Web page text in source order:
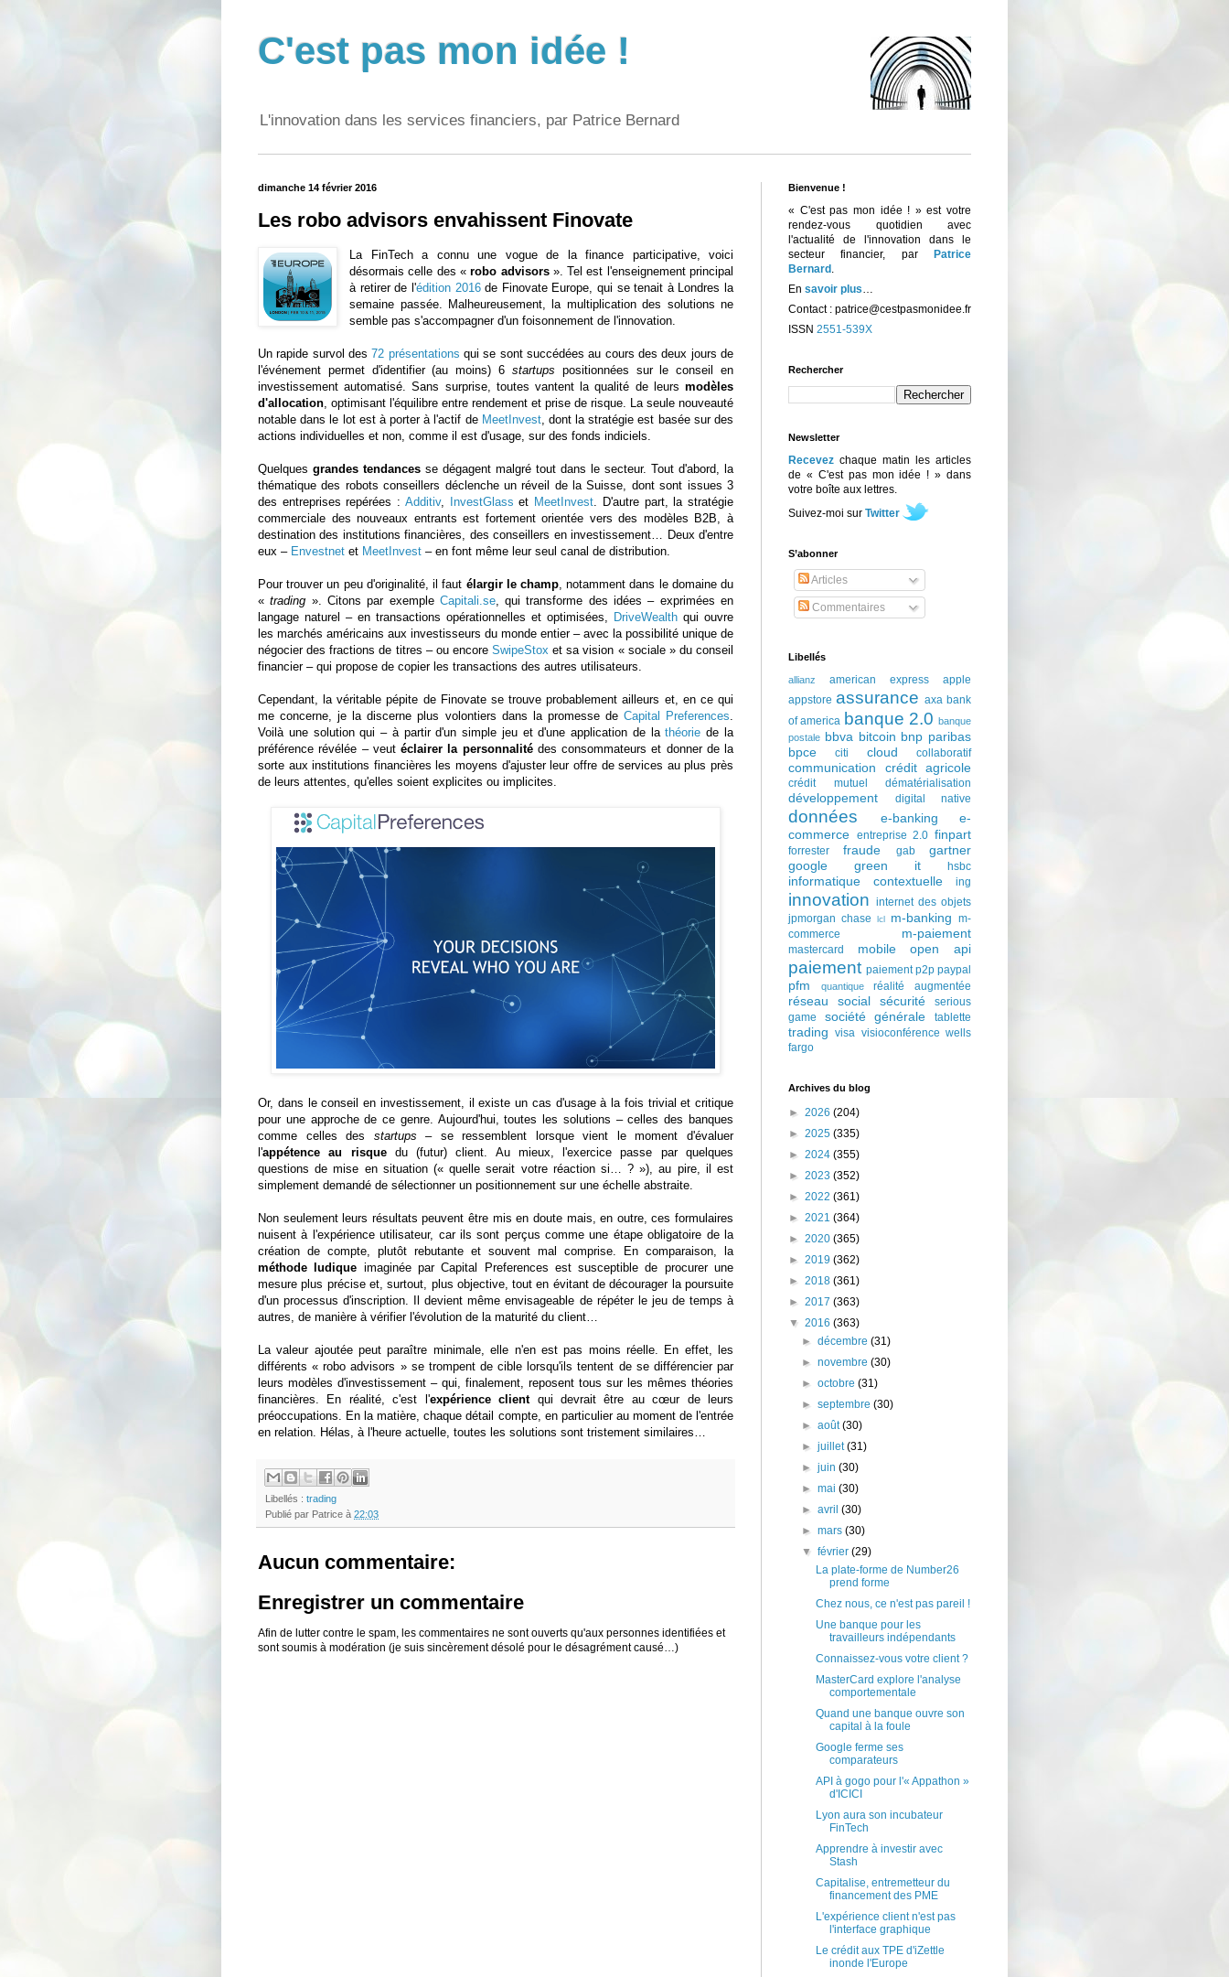
C'est pas mon idée !
L'innovation dans les services financiers, par Patrice Bernard
dimanche 14 février 2016
Les robo advisors envahissent Finovate
La FinTech a connu une vogue de la finance participative, voici
désormais celle des «robo advisors». Tel est l'enseignement principal
à retirer de l'édition 2016de Finovate Europe, qui se tenait à Londres la
semaine passée. Malheureusement, la multiplication des solutions ne
semble pas s'accompagner d'un foisonnement de l'innovation.
Un rapide survol des72 présentations qui se sont succédées au cours des deux jours de
l'événement permet d'identifier (au moins) 6 startups positionnées sur le conseil en
investissement automatisé. Sans surprise, toutes vantent la qualité de leurs modèles
d'allocation, optimisant l'équilibre entre rendement et prise de risque. La seule nouveauté
notable dans le lot est à porter à l'actif de MeetInvest, dont la stratégie est basée sur des
actions individuelles et non, comme il est d'usage, sur des fonds indiciels.
Quelques grandes tendances se dégagent malgré tout dans le secteur. Tout d'abord, la
thématique des robots conseillers déclenche un réveil de la Suisse, dont sont issues 3
des entreprises repérées : Additiv, InvestGlass et MeetInvest. D'autre part, la stratégie
commerciale des nouveaux entrants est fortement orientée vers des modèles B2B, à
destination des institutions financières, des conseillers en investissement… Deux d'entre
eux – Envestnet et MeetInvest – en font même leur seul canal de distribution.
Pour trouver un peu d'originalité, il faut élargir le champ, notamment dans le domaine du
«trading ». Citons par exemple Capitali.se, qui transforme des idées – exprimées en
langage naturel – en transactions opérationnelles et optimisées, DriveWealth qui ouvre
les marchés américains aux investisseurs du monde entier – avec la possibilité unique de
négocier des fractions de titres – ou encore SwipeStox et sa vision « sociale » du conseil
financier – qui propose de copier les transactions des autres utilisateurs.
Cependant, la véritable pépite de Finovate se trouve probablement ailleurs et, en ce qui
me concerne, je la discerne plus volontiers dans la promesse de Capital Preferences.
Voilà une solution qui – à partir d'un simple jeu et d'une application de lathéorie de la
préférence révélée – veut éclairer la personnalitédes consommateurs et donner de la
sorte aux institutions financières les moyens d'ajuster leur offre de services au plus près
de leurs attentes, qu'elles soient explicites ou implicites.
Or, dans le conseil en investissement, il existe un cas d'usage à la fois trivial et critique
pour une approche de ce genre. Aujourd'hui, toutes les solutions – celles des banques
comme celles des startups – se ressemblent lorsque vient le moment d'évaluer
l'appétence au risquedu (futur) client. Au mieux, l'exercice passe par quelques
questions de mise en situation (« quelle serait votre réaction si… ? »), au pire, il est
simplement demandé de sélectionner un positionnement sur une échelle abstraite.
Non seulement leurs résultats peuvent être mis en doute mais, en outre, ces formulaires
nuisent à l'expérience utilisateur, car ils sont perçus comme une étape obligatoire de la
création de compte, plutôt rebutante et souvent mal comprise. En comparaison, la
méthode ludique imaginée par Capital Preferences est susceptible de procurer une
mesure plus précise et, surtout, plus objective, tout en évitant de décourager la poursuite
d'un processus d'inscription. Il devient même envisageable de répéter le jeu de temps à
autres, de manière à vérifier l'évolution de la maturité du client…
La valeur ajoutée peut paraître minimale, elle n'en est pas moins réelle. En effet, les
différents « robo advisors » se trompent de cible lorsqu'ils tentent de se différencier par
leurs modèles d'investissement – qui, finalement, reposent tous sur les mêmes théories
financières. En réalité, c'est l'expérience clientqui devrait être au cœur de leurs
préoccupations. En la matière, chaque détail compte, en particulier au moment de l'entrée
en relation. Hélas, à l'heure actuelle, toutes les solutions sont tristement similaires…
Libellés : trading
Publié par Patrice à 22:03
Aucun commentaire:
Enregistrer un commentaire
Afin de lutter contre le spam, les commentaires ne sont ouverts qu'aux personnes identifiées et
sont soumis à modération (je suis sincèrement désolé pour le désagrément causé…)
Bienvenue !
« C'est pas mon idée ! » est votre
rendez-vous quotidien avec
l'actualité de l'innovation dans le
secteur financier, par
Patrice
Bernard .
En savoir plus…
Contact : patrice@cestpasmonidee.fr
ISSN 2551-539X
Rechercher
Newsletter
Recevez chaque matin les articles
de « C'est pas mon idée ! » dans
votre boîte aux lettres.
Suivez-moi sur Twitter
S’abonner
Articles
Commentaires
Libellés
allianz american express
apple
appstore assurance axa bank
of america banque 2.0 banque
postale bbva bitcoin bnp paribas
bpce
citi cloud collaboratif
communication crédit agricole
crédit mutuel dématérialisation
développement digital native
données e-banking
e-
commerce entreprise 2.0 finpart
forrester fraude gab
gartner
google
green it hsbc
informatique contextuelle ing
innovation internet des objets
jpmorgan chase
lcl m-banking m-
commerce
m-paiement
mastercard mobile open api
paiement paiement p2p paypal
pfm quantique réalité augmentée
réseau social sécurité
serious
game
société générale tablette
trading visa visioconférence wells
fargo
Archives du blog
► 2026 (204)
► 2025 (335)
► 2024 (355)
► 2023 (352)
► 2022 (361)
► 2021 (364)
► 2020 (365)
► 2019 (362)
► 2018 (361)
► 2017 (363)
▼ 2016 (363)
►décembre(31)
►novembre(30)
►octobre(31)
►septembre(30)
►août(30)
►juillet(31)
►juin(30)
►mai(30)
►avril(30)
►mars(30)
▼février(29)
La plate-forme de Number26
prend forme
Chez nous, ce n'est pas pareil !
Une banque pour les
travailleurs indépendants
Connaissez-vous votre client ?
MasterCard explore l'analyse
comportementale
Quand une banque ouvre son
capital à la foule
Google ferme ses
comparateurs
API à gogo pour l'« Appathon »
d'ICICI
Lyon aura son incubateur
FinTech
Apprendre à investir avec
Stash
Capitalise, entremetteur du
financement des PME
L'expérience client n'est pas
l'interface graphique
Le crédit aux TPE d'iZettle
inonde l'Europe